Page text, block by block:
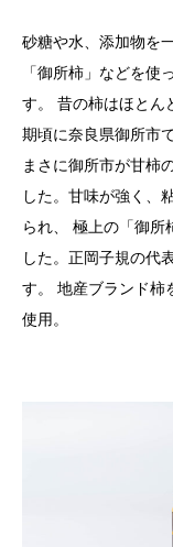
砂糖や水、添加物を
「御所柿」などを使
す。 昔の柿はほとん
期頃に奈良県御所市
まさに御所市が甘柿
した。甘味が強く、
られ、 極上の「御所
した。正岡子規の代
す。 地産ブランド柿
使用。